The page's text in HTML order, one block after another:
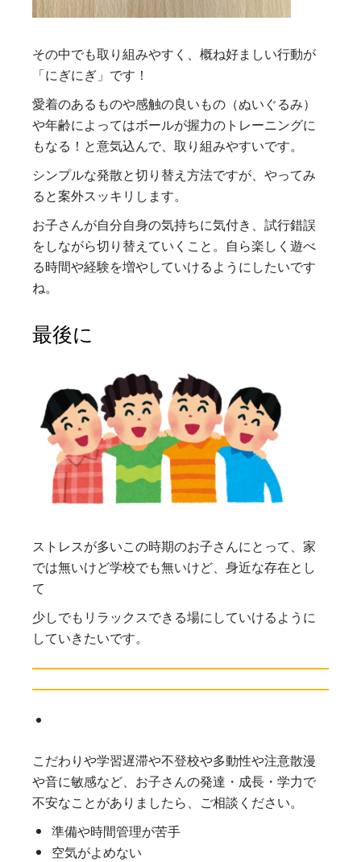
その中でも取り組みやすく、概ね好ましい行動が
「にぎにぎ」です！
愛着のあるものや感触の良いもの（ぬいぐるみ）
や年齢によってはボールが握力のトレーニングに
もなる！と意気込んで、取り組みやすいです。
シンプルな発散と切り替え方法ですが、やってみ
ると案外スッキリします。
お子さんが自分自身の気持ちに気付き、試行錯誤
をしながら切り替えていくこと。自ら楽しく遊べ
る時間や経験を増やしていけるようにしたいです
ね。
最後に
ストレスが多いこの時期のお子さんにとって、家
では無いけど学校でも無いけど、身近な存在とし
て
少しでもリラックスできる場にしていけるように
していきたいです。
こだわりや学習遅滞や不登校や多動性や注意散漫
や音に敏感など、お子さんの発達・成長・学力で
不安なことがありましたら、ご相談ください。
準備や時間管理が苦手
空気がよめない